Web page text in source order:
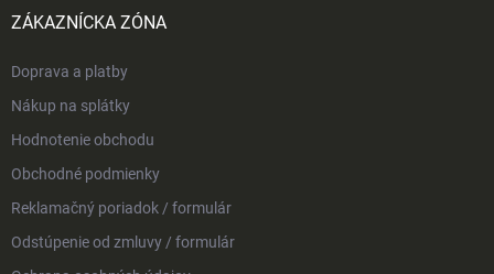
ZÁKAZNÍCKA ZÓNA
Doprava a platby
Nákup na splátky
Hodnotenie obchodu
Obchodné podmienky
Reklamačný poriadok / formulár
Odstúpenie od zmluvy / formulár